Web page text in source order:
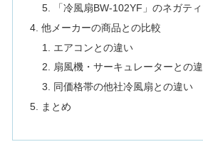
「冷風扇BW-102YF」のネガテ
他メーカーの商品との比較
エアコンとの違い
扇風機・サーキュレーターとの
同価格帯の他社冷風扇との違い
まとめ